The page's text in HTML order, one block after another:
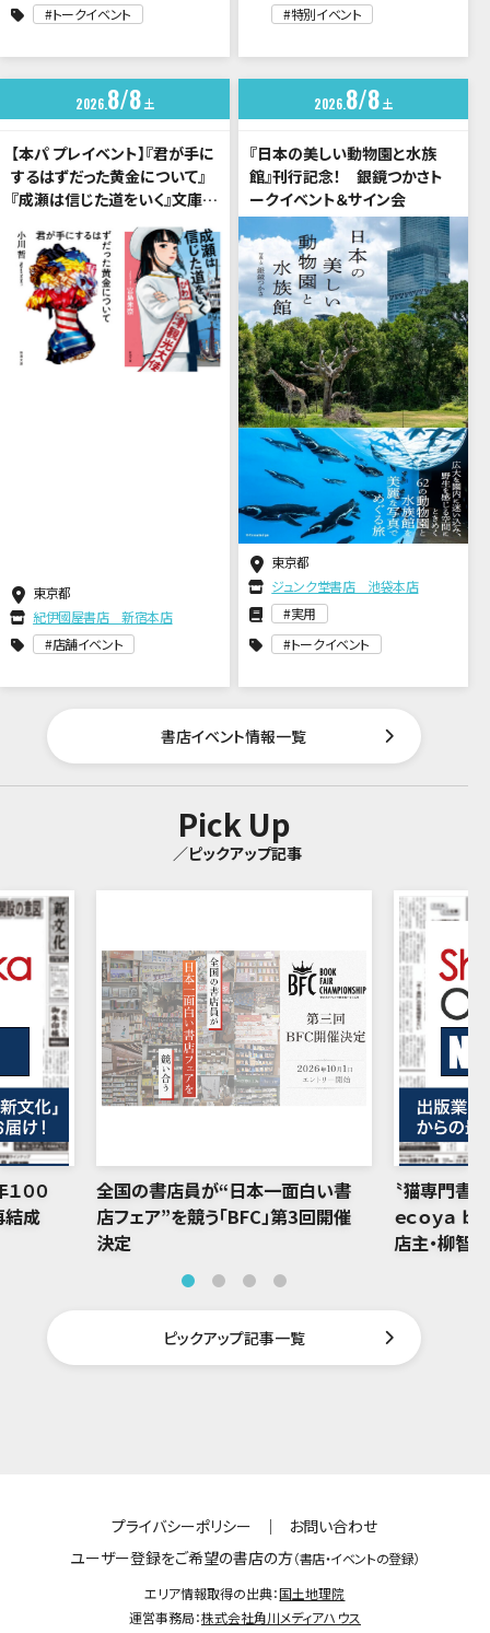
トークイベント
特別イベント
20268 8 土
【本パ プレイベント】『君が手に
するはずだった黄金について』
『成瀬は信じた道をいく』文庫化
記念 小川哲×宮島未奈 トー
クイベント
東京都
紀伊國屋書店 新宿本店
店舗イベント
2026 8 8 土
『日本の美しい動物園と水族
館』刊行記念！ 銀鏡つかさト
ークイベント＆サイン会
東京都
ジュンク堂書店 池袋本店
実用
トークイベント
書店イベント情報一覧
Pick Up
／ピックアップ記事
００
結成
全国の書店員が“日本一面白い書
店フェア”を競う「BFC」第3回開催
決定
〝猫専門書
ｅｃｏｙａ ｂ
店主・柳智
ピックアップ記事一覧
プライバシーポリシー ｜
お問い合わせ
ユーザー登録をご希望の書店の方（書店・イベントの登録）
エリア情報取得の出典：国土地理院
運営事務局：株式会社角川メディアハウス